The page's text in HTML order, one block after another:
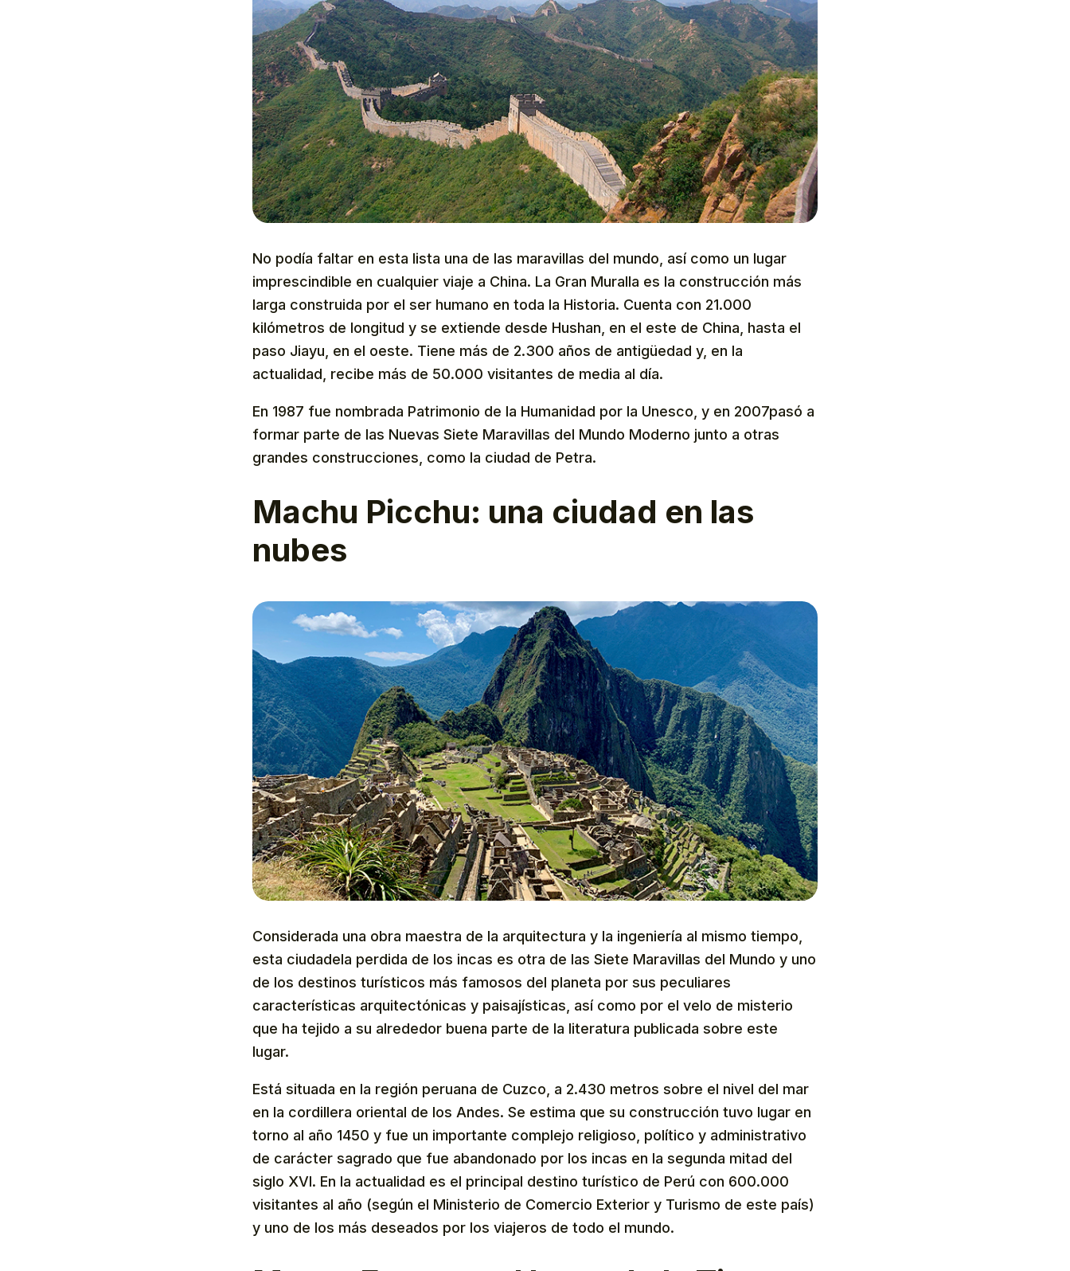
No podía faltar en esta lista una de las maravillas del mundo, así como un lugar
imprescindible en cualquier viaje a China. La Gran Muralla es la construcción más
larga construida por el ser humano en toda la Historia. Cuenta con 21.000
kilómetros de longitud y se extiende desde Hushan, en el este de China, hasta el
paso Jiayu, en el oeste. Tiene más de 2.300 años de antigüedad y, en la
actualidad, recibe más de 50.000 visitantes de media al día.
En 1987 fue nombrada Patrimonio de la Humanidad por la Unesco, y en 2007pasó a
formar parte de las Nuevas Siete Maravillas del Mundo Moderno junto a otras
grandes construcciones, como la ciudad de Petra.
Machu Picchu: una ciudad en las
nubes
Considerada una obra maestra de la arquitectura y la ingeniería al mismo tiempo,
esta ciudadela perdida de los incas es otra de las Siete Maravillas del Mundo y uno
de los destinos turísticos más famosos del planeta por sus peculiares
características arquitectónicas y paisajísticas, así como por el velo de misterio
que ha tejido a su alrededor buena parte de la literatura publicada sobre este
lugar.
Está situada en la región peruana de Cuzco, a 2.430 metros sobre el nivel del mar
en la cordillera oriental de los Andes. Se estima que su construcción tuvo lugar en
torno al año 1450 y fue un importante complejo religioso, político y administrativo
de carácter sagrado que fue abandonado por los incas en la segunda mitad del
siglo XVI. En la actualidad es el principal destino turístico de Perú con 600.000
visitantes al año (según el Ministerio de Comercio Exterior y Turismo de este país)
y uno de los más deseados por los viajeros de todo el mundo.